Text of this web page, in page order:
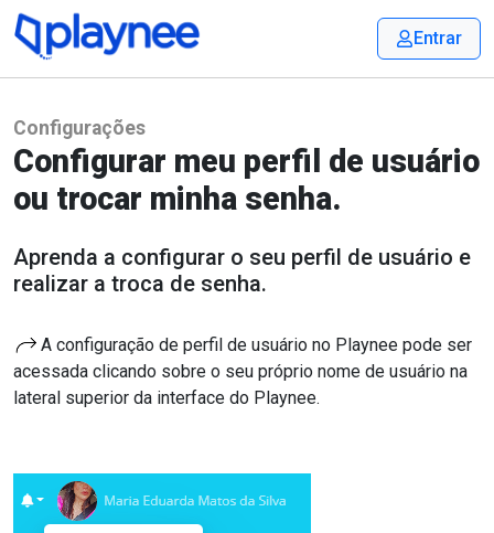
Entrar
Configurações
Configurar meu perfil de usuário
ou trocar minha senha.
Aprenda a configurar o seu perfil de usuário e
realizar a troca de senha.
A configuração de perfil de usuário no Playnee pode ser
acessada clicando sobre o seu próprio nome de usuário na
lateral superior da interface do Playnee.